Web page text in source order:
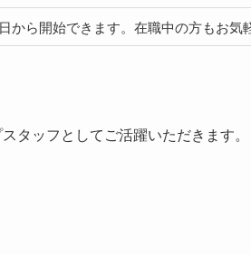
から開始できます。在職中の方もお気
タッフとしてご活躍いただきます。